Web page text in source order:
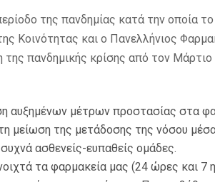
της πανδημίας κατά την οποία
Κοινότητας και ο Πανελλήνιος
της πανδημικής κρίσης από τον
αυξημένων μέτρων προστασίας στα
μείωση της μετάδοσης της νόσου
ασθενείς-ευπαθείς ομάδες.
τα φαρμακεία μας (24 ώρες και 7